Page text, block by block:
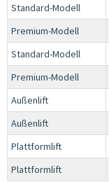
Standard-Modell
Premium-Modell
Standard-Modell
Premium-Modell
Außenlift
Außenlift
Plattformlift
Plattformlift